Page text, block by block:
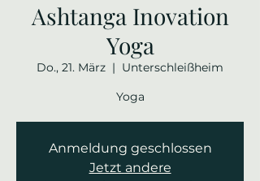
Ashtanga Inovation
Yoga
Do., 21. März
  |
Unterschleißheim
Yoga
Anmeldung geschlossen
Jetzt andere